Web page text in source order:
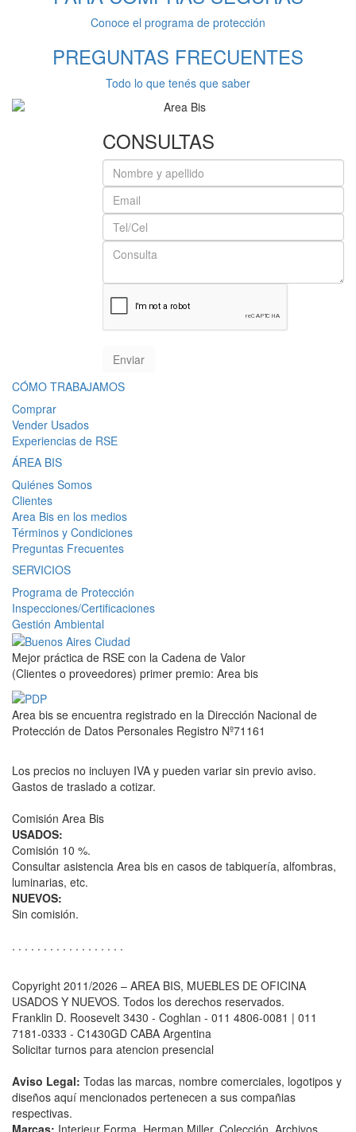
Conoce el programa de protección
PREGUNTAS FRECUENTES
Todo lo que tenés que saber
CONSULTAS
CÓMO TRABAJAMOS
Comprar
Vender Usados
Experiencias de RSE
ÁREA BIS
Quiénes Somos
Clientes
Area Bis en los medios
Términos y Condiciones
Preguntas Frecuentes
SERVICIOS
Programa de Protección
Inspecciones/Certificaciones
Gestión Ambiental
Mejor práctica de RSE con la Cadena de Valor
(Clientes o proveedores) primer premio: Area bis
Area bis se encuentra registrado en la Dirección Nacional de
Protección de Datos Personales Registro Nº71161
Los precios no incluyen IVA y pueden variar sin previo aviso.
Gastos de traslado a cotizar.
Comisión Area Bis
USADOS:
Comisión 10 %.
Consultar asistencia Area bis en casos de tabiquería, alfombras,
luminarias, etc.
NUEVOS:
Sin comisión.
. . . . . . . . . . . . . . . . . .
Copyright 2011/2026 – AREA BIS, MUEBLES DE OFICINA
USADOS Y NUEVOS. Todos los derechos reservados.
Franklin D. Roosevelt 3430 - Coghlan - 011 4806-0081 | 011
7181-0333 - C1430GD CABA Argentina
Solicitar turnos para atencion presencial
Aviso Legal: Todas las marcas, nombre comerciales, logotipos y
diseños aquí mencionados pertenecen a sus compañias
respectivas.